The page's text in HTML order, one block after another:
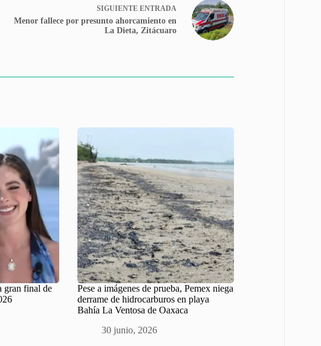
SIGUIENTE ENTRADA
Menor fallece por presunto ahorcamiento en
La Dieta, Zitácuaro
gran final de
Pese a imágenes de prueba, Pemex niega
derrame de hidrocarburos en playa
Bahía La Ventosa de Oaxaca
30 junio, 2026